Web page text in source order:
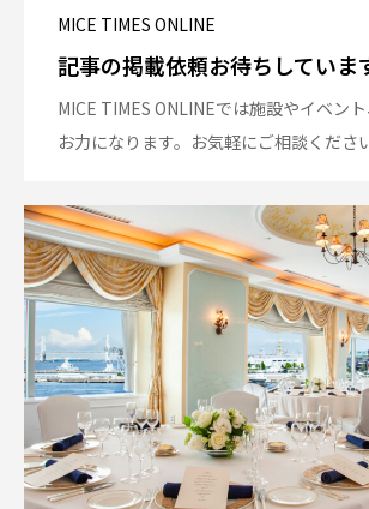
MICE TIMES ONLINE
記事の掲載依頼お待ちしていま
MICE TIMES ONLINEでは施設やイベン
お力になります。お気軽にご相談くださ